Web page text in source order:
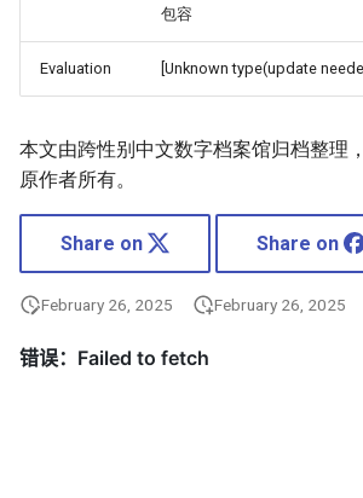
包容
Evaluation [Unknown type(update
本文由跨性别中文数字档案馆归档整理
原作者所有。
Share on Share on
February 26, 2025 February 26, 2025